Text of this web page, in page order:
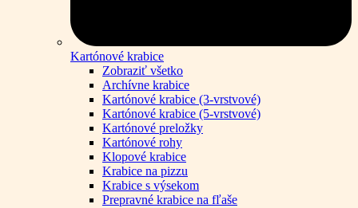
Kartónové krabice
Zobraziť všetko
Archívne krabice
Kartónové krabice (3-vrstvové)
Kartónové krabice (5-vrstvové)
Kartónové preložky
Kartónové rohy
Klopové krabice
Krabice na pizzu
Krabice s výsekom
Prepravné krabice na fľaše